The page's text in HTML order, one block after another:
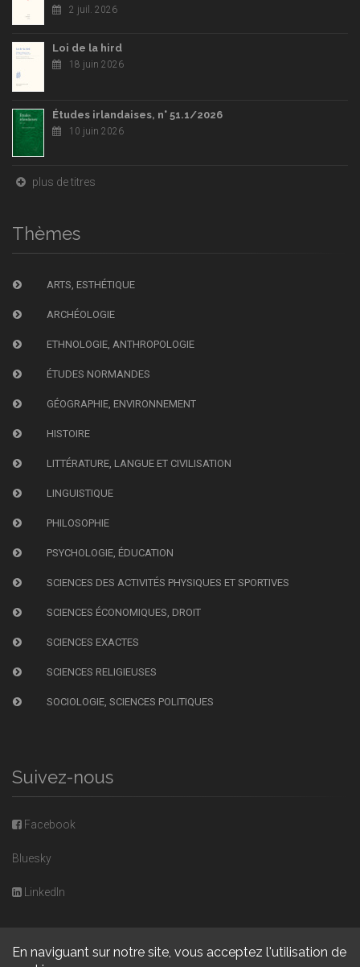
En naviguant sur notre site, vous acceptez l'utilisation de
2 juil. 2026
Loi de la hird
18 juin 2026
Études irlandaises, n° 51.1/2026
10 juin 2026
plus de titres
Thèmes
ARTS, ESTHÉTIQUE
ARCHÉOLOGIE
ETHNOLOGIE, ANTHROPOLOGIE
ÉTUDES NORMANDES
GÉOGRAPHIE, ENVIRONNEMENT
HISTOIRE
LITTÉRATURE, LANGUE ET CIVILISATION
LINGUISTIQUE
PHILOSOPHIE
PSYCHOLOGIE, ÉDUCATION
SCIENCES DES ACTIVITÉS PHYSIQUES ET SPORTIVES
SCIENCES ÉCONOMIQUES, DROIT
SCIENCES EXACTES
SCIENCES RELIGIEUSES
SOCIOLOGIE, SCIENCES POLITIQUES
Suivez-nous
Facebook
Bluesky
LinkedIn